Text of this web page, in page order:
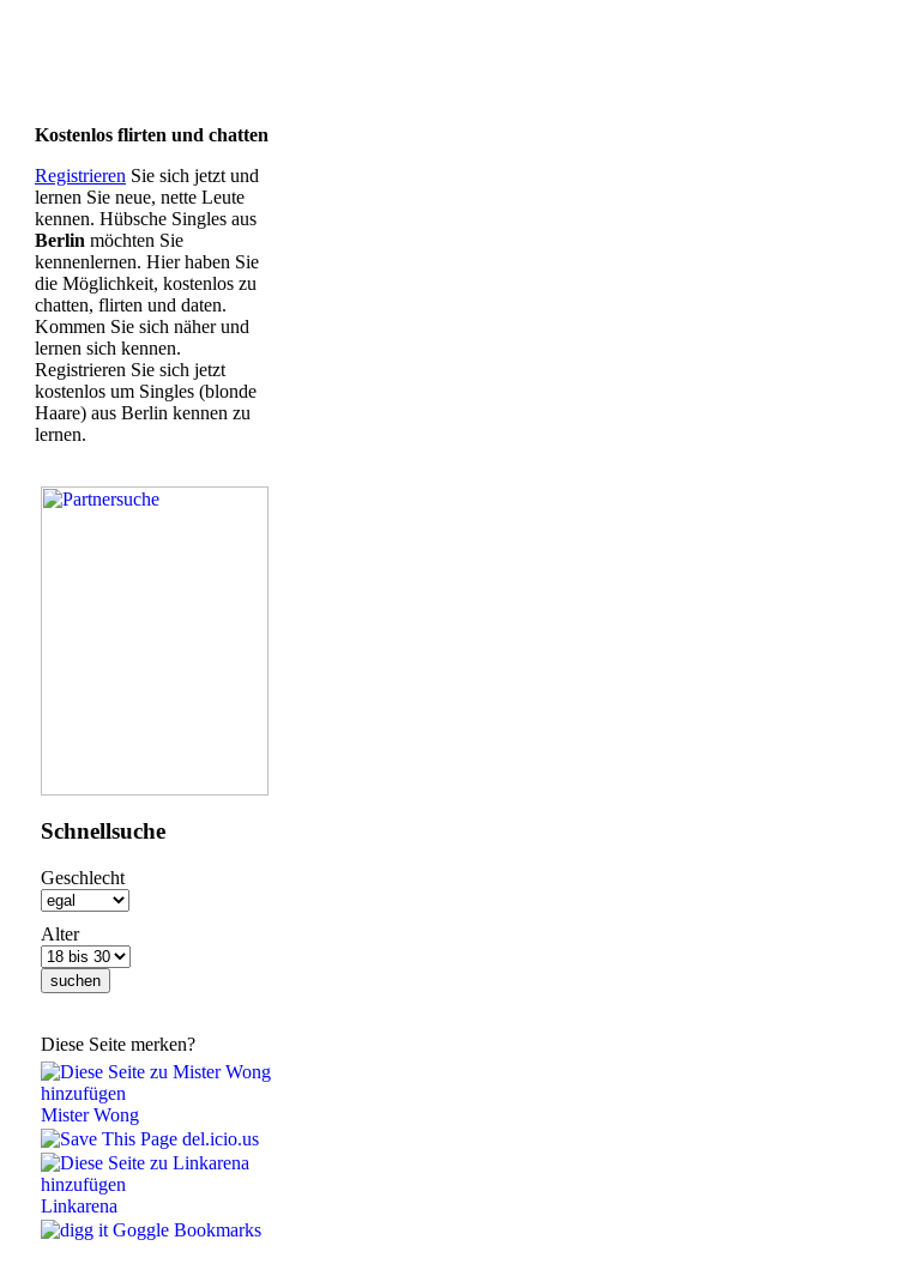
Kostenlos flirten und chatten
Registrieren Sie sich jetzt und
lernen Sie neue, nette Leute
kennen. Hübsche Singles aus
Berlin möchten Sie
kennenlernen. Hier haben Sie
die Möglichkeit, kostenlos zu
chatten, flirten und daten.
Kommen Sie sich näher und
lernen sich kennen.
Registrieren Sie sich jetzt
kostenlos um Singles (blonde
Haare) aus Berlin kennen zu
lernen.
Schnellsuche
Geschlecht
Alter
Diese Seite merken?
Mister Wong
del.icio.us
Linkarena
Goggle Bookmarks